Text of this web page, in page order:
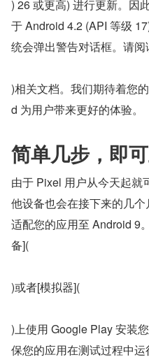
) 26 或更高) 进行更新。因
于 Android 4.2 (API 等级
统会弹出警告对话框。请
)相关文档。我们期待着您
d 为用户带来更好的体验。
简单几步，即
由于 Pixel 用户从今天起就
他设备也会在接下来的几
适配您的应用至 Android 9
备](
)或者[模拟器](
)上使用 Google Play 安装
保您的应用在测试过程中